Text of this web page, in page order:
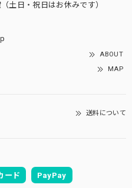
土日・祝日はお休みです）
ABOUT
MAP
送料について
ード PayPay